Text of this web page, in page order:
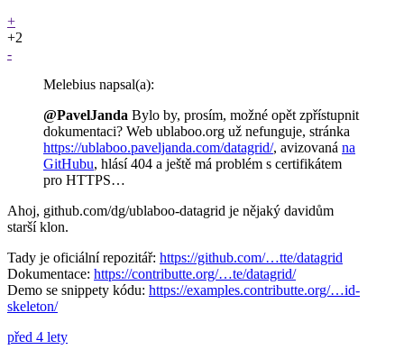
+
+2
-
Melebius napsal(a):
@PavelJanda Bylo by, prosím, možné opět zpřístupnit
dokumentaci? Web ublaboo.org už nefunguje, stránka
https://ublaboo.paveljanda.com/datagrid/, avizovaná na
GitHubu, hlásí 404 a ještě má problém s certifikátem
pro HTTPS…
Ahoj, github.com/dg/ublaboo-datagrid je nějaký davidům
starší klon.
Tady je oficiální repozitář: https://github.com/…tte/datagrid
Dokumentace: https://contributte.org/…te/datagrid/
Demo se snippety kódu: https://examples.contributte.org/…id-
skeleton/
před 4 lety